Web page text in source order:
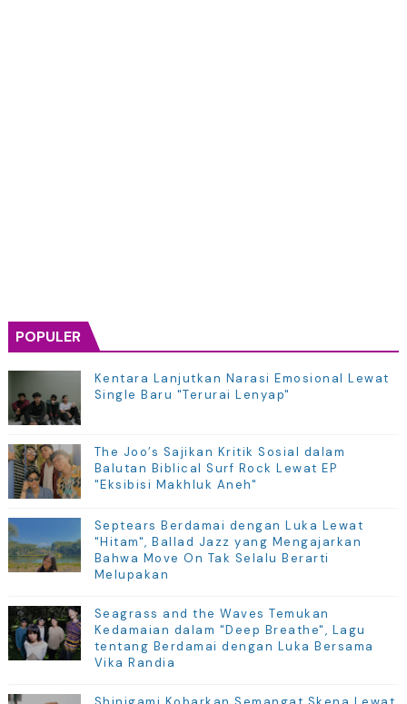
POPULER
Kentara Lanjutkan Narasi Emosional Lewat
Single Baru "Terurai Lenyap"
The Joo’s Sajikan Kritik Sosial dalam
Balutan Biblical Surf Rock Lewat EP
"Eksibisi Makhluk Aneh"
Septears Berdamai dengan Luka Lewat
"Hitam", Ballad Jazz yang Mengajarkan
Bahwa Move On Tak Selalu Berarti
Melupakan
Seagrass and the Waves Temukan
Kedamaian dalam "Deep Breathe", Lagu
tentang Berdamai dengan Luka Bersama
Vika Randia